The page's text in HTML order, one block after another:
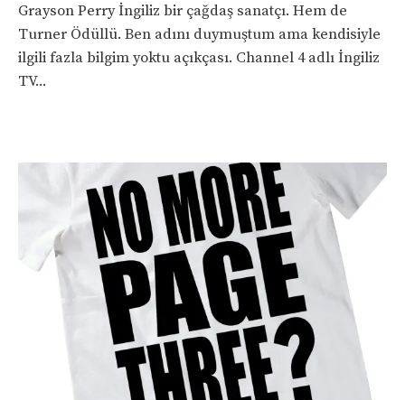
Grayson Perry İngiliz bir çağdaş sanatçı. Hem de
Turner Ödüllü. Ben adını duymuştum ama kendisiyle
ilgili fazla bilgim yoktu açıkçası. Channel 4 adlı İngiliz
TV...